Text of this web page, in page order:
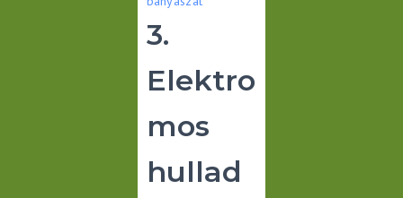
3.
Elektro
mos
hullad